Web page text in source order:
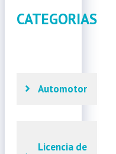
CATEGORIAS
Automotor
Licencia de